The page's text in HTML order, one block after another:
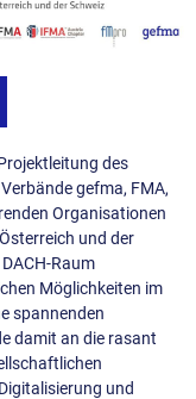
des
gefma, FMA,
Organisationen
und der
Raum
Möglichkeiten im
spannenden
damit an die rasant
und